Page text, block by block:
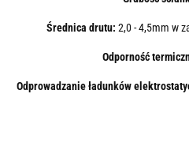
Średnica drutu: 2,0 - 4,5mm w
Odporność
Odprowadzanie ładunków